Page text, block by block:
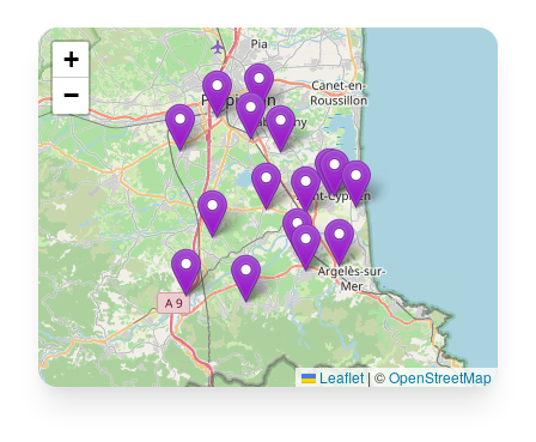
+
−
Leaflet |©OpenStreetMap